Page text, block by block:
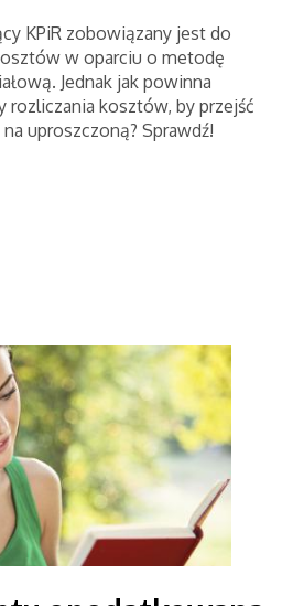
KPiR zobowiązany jest do
w oparciu o metodę
Jednak jak powinna
rozliczania kosztów, by przejść
uproszczoną? Sprawdź!